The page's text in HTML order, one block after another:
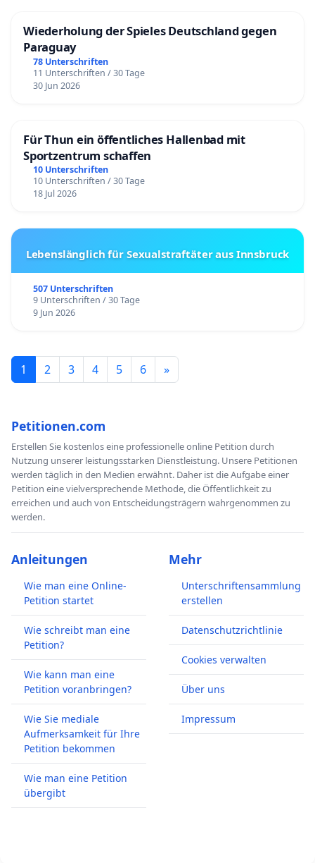
Wiederholung der Spieles Deutschland gegen
Paraguay
78 Unterschriften
11 Unterschriften / 30 Tage
30 Jun 2026
Für Thun ein öffentliches Hallenbad mit
Sportzentrum schaffen
10 Unterschriften
10 Unterschriften / 30 Tage
18 Jul 2026
Lebenslänglich für Sexualstraftäter aus Innsbruck
507 Unterschriften
9 Unterschriften / 30 Tage
9 Jun 2026
1 2 3 4 5 6 »
Petitionen.com
Erstellen Sie kostenlos eine professionelle online Petition durch
Nutzung unserer leistungsstarken Dienstleistung. Unsere Petitionen
werden täglich in den Medien erwähnt. Daher ist die Aufgabe einer
Petition eine vielversprechende Methode, die Öffentlichkeit zu
erreichen und auch von Entscheidungsträgern wahrgenommen zu
werden.
Anleitungen
Wie man eine Online-
Petition startet
Wie schreibt man eine
Petition?
Wie kann man eine
Petition voranbringen?
Wie Sie mediale
Aufmerksamkeit für Ihre
Petition bekommen
Wie man eine Petition
übergibt
Mehr
Unterschriftensammlung
erstellen
Datenschutzrichtlinie
Cookies verwalten
Über uns
Impressum